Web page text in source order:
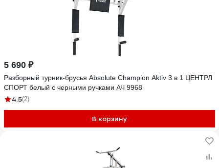
5 690 ₽
Разборный турник-брусья Absolute Champion Aktiv 3 в 1 ЦЕНТРЛ
СПОРТ белый с черными ручками АЧ 9968
4.5(2)
В корзину